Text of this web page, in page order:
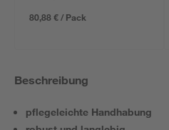
80,88 € / Pack
Beschreibung
pflegeleichte Handhabung